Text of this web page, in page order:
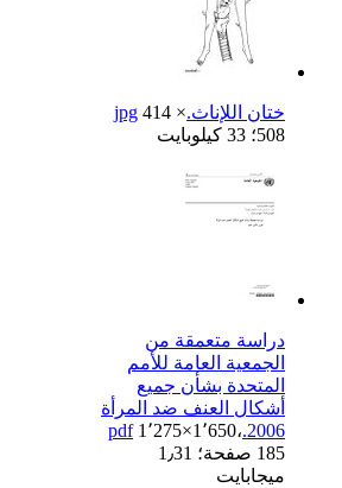
ختان اللإناث.jpg414 ×
508؛ 33 كيلوبايت
دراسة متعمقة من
الجمعية العامة للأمم
المتحدة بشأن جميع
أشكال العنف ضد المرأة
2006.pdf 1٬275×1٬650،
185 صفحة؛ 1٫31
ميجابايت